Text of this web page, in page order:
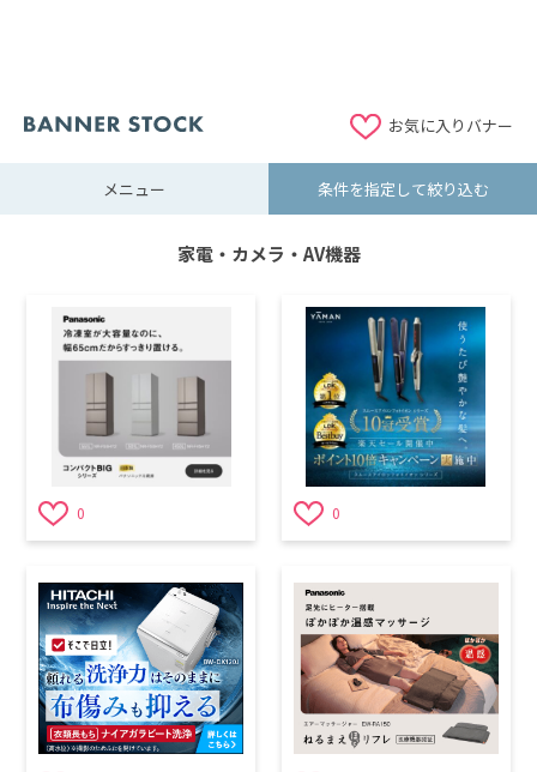
お気に入りバナー
メニュー 条件を指定して絞り込む
家電・カメラ・AV機器
0 0